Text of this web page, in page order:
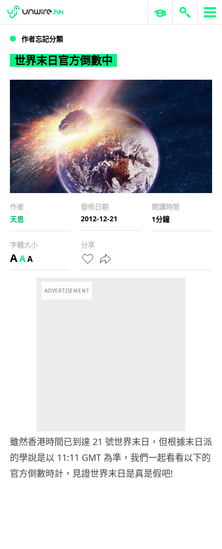
世界末日官方倒數中
WWDC 2026 ERP 與商業 AI
作者忘記分類
世界末日官方倒數中
作者
天恩
發佈日期
2012-12-21
閱讀時間
1分鐘
字體大小
AAA
分享
ADVERTISEMENT
雖然香港時間已到達 21 號世界末日，但根據末日派
的學說是以 11:11 GMT 為準，我們一起看看以下的
官方倒數時計，見證世界末日是真是假吧!